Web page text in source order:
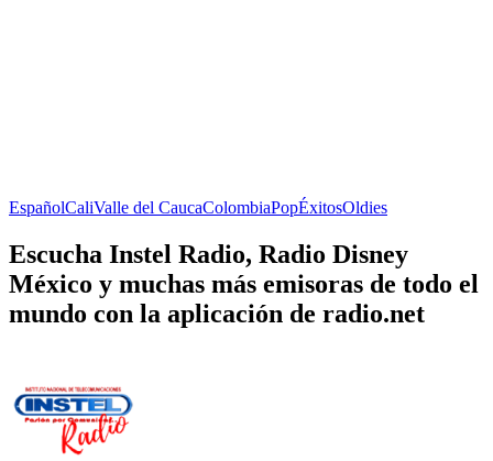
EspañolCaliValle del CaucaColombiaPopÉxitosOldies
Escucha Instel Radio, Radio Disney
México y muchas más emisoras de todo el
mundo con la aplicación de radio.net